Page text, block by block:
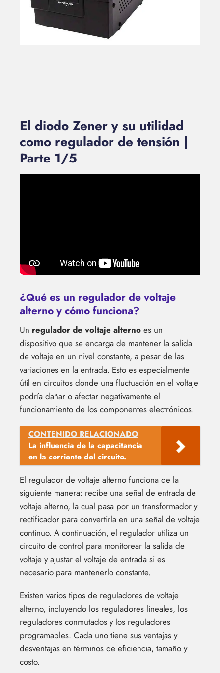
El diodo Zener y su utilidad
como regulador de tensión |
Parte 1/5
¿Qué es un regulador de voltaje
alterno y cómo funciona?
Un regulador de voltaje alterno es un
dispositivo que se encarga de mantener la salida
de voltaje en un nivel constante, a pesar de las
variaciones en la entrada. Esto es especialmente
útil en circuitos donde una fluctuación en el voltaje
podría dañar o afectar negativamente el
funcionamiento de los componentes electrónicos.
CONTENIDO RELACIONADO
La influencia de la capacitancia
en la corriente del circuito.
El regulador de voltaje alterno funciona de la
siguiente manera: recibe una señal de entrada de
voltaje alterno, la cual pasa por un transformador y
rectificador para convertirla en una señal de voltaje
continuo. A continuación, el regulador utiliza un
circuito de control para monitorear la salida de
voltaje y ajustar el voltaje de entrada si es
necesario para mantenerlo constante.
Existen varios tipos de reguladores de voltaje
alterno, incluyendo los reguladores lineales, los
reguladores conmutados y los reguladores
programables. Cada uno tiene sus ventajas y
desventajas en términos de eficiencia, tamaño y
costo.